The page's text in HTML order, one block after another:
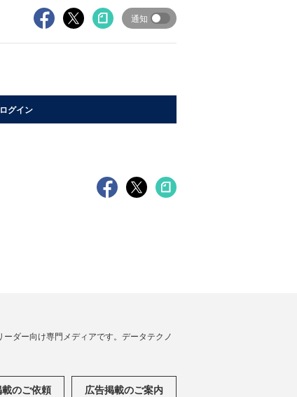
通知
ログイン
ダー向け専門メディアです。データテクノ
のご依頼 広告掲載のご案内